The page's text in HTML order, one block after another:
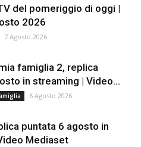
del pomeriggio di oggi |
2026
7 Agosto 2026
famiglia 2, replica
in streaming | Video...
6 Agosto 2026
puntata 6 agosto in
Mediaset